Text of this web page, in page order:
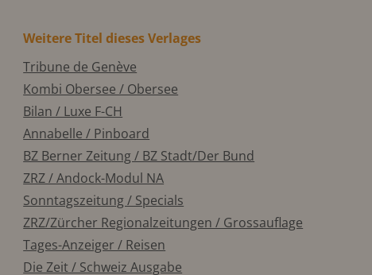
Weitere Titel dieses Verlages
Tribune de Genève
Kombi Obersee / Obersee
Bilan / Luxe F-CH
Annabelle / Pinboard
BZ Berner Zeitung / BZ Stadt/Der Bund
ZRZ / Andock-Modul NA
Sonntagszeitung / Specials
ZRZ/Zürcher Regionalzeitungen / Grossauflage
Tages-Anzeiger / Reisen
Die Zeit / Schweiz Ausgabe